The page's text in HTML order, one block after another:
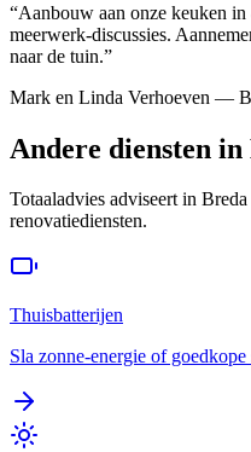
“Aanbouw aan onze keuken
meerwerk-discussies.
naar de tuin.”
Mark en Linda Verhoeven —
Andere diensten in
Totaaladvies adviseert in Breda
renovatiediensten.
Thuisbatterijen
Sla zonne-energie of